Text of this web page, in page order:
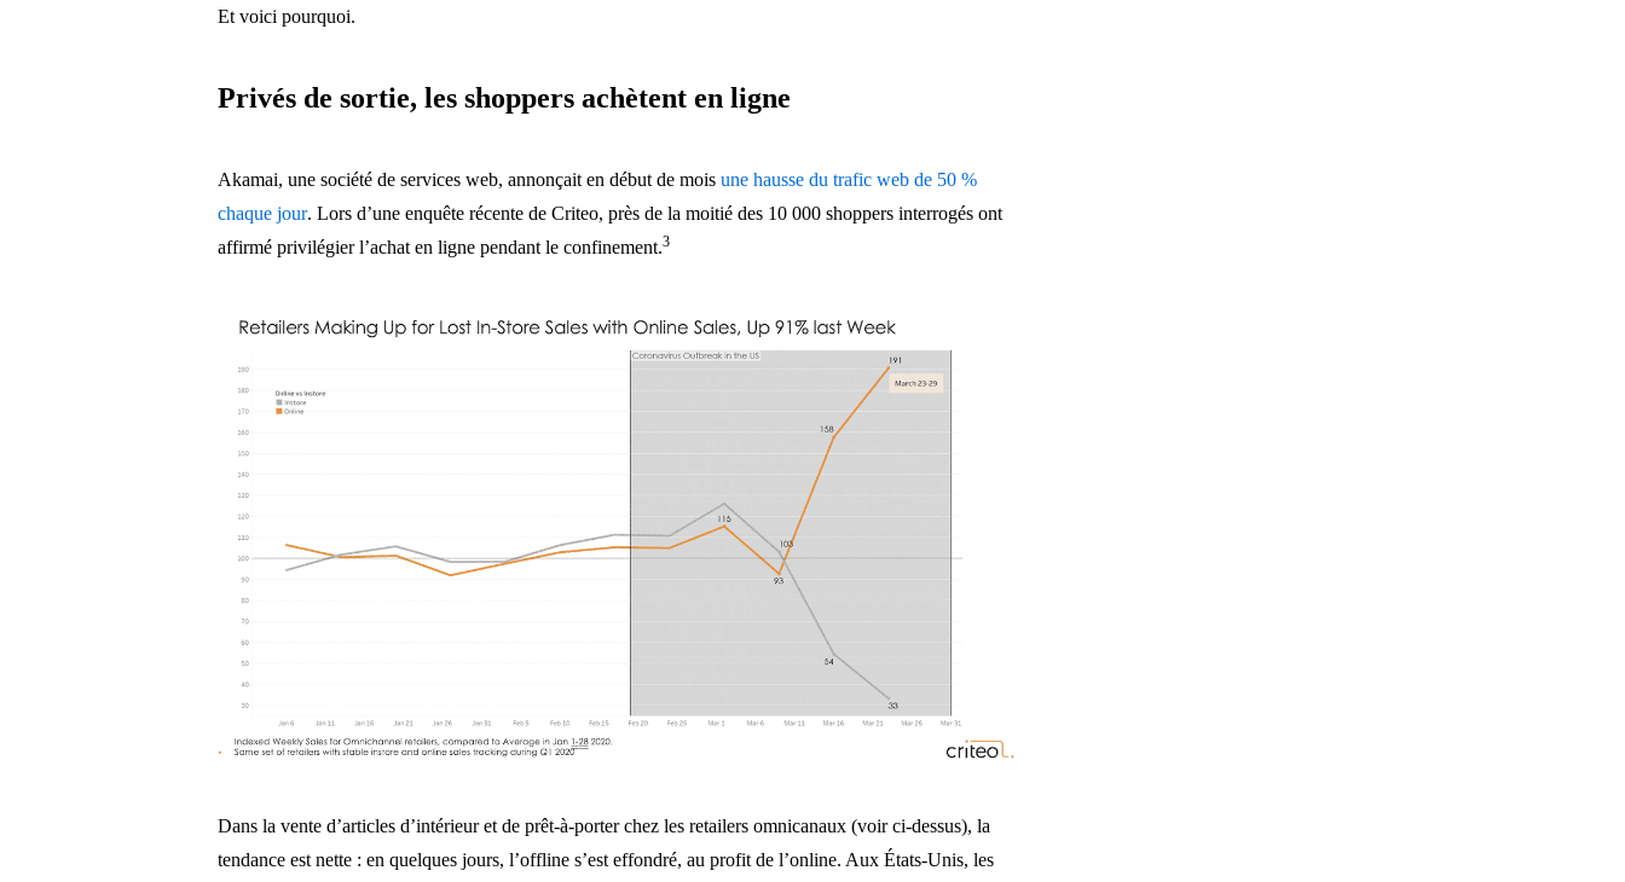
Et voici pourquoi.
Privés de sortie, les shoppers achètent en ligne
Akamai, une société de services web, annonçait en début de moisune hausse du trafic web de 50 %
chaque jour. Lors d’une enquête récente de Criteo, près de la moitié des 10 000 shoppers interrogés ont
affirmé privilégier l’achat en ligne pendant le confinement.3
Dans la vente d’articles d’intérieur et de prêt-à-porter chez les retailers omnicanaux (voir ci-dessus), la
tendance est nette : en quelques jours, l’offline s’est effondré, au profit de l’online. Aux États-Unis, les